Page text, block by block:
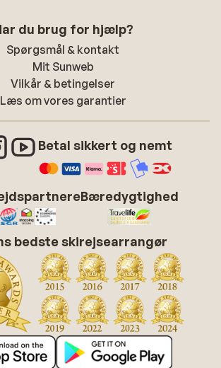
du brug for hjælp?
Spørgsmål & kontakt
Mit Sunweb
Vilkår & betingelser
Læs om vores garantier
Betal sikkert og nemt
Bæredygtighed
bedste skirejsearrangør